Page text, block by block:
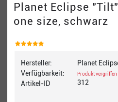
Planet Eclipse
one size, schwarz
Hersteller:
Verfügbarkeit:
Artikel-ID
Planet
Produkt vergriffen
312